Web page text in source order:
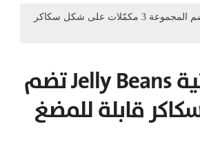
Life تطلق مجموعة مكمّلات غذائية Jelly Beans تضم المجموعة 3 مكمّلات على شكل سكاكر
Life تطلق مجموعة مكمّلات غذائية Jelly Beans تضم
سكاكر قابلة للمضغ